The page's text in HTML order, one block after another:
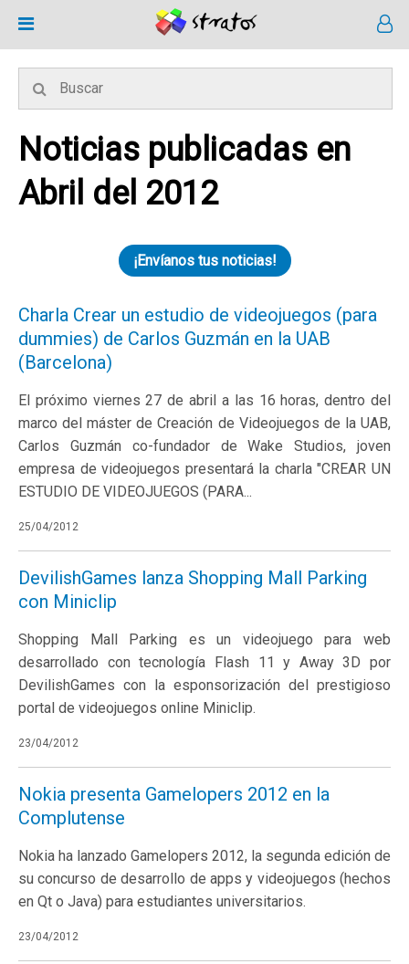
Noticias publicadas en
Abril del 2012
¡Envíanos tus noticias!
Charla Crear un estudio de videojuegos (para
dummies) de Carlos Guzmán en la UAB
(Barcelona)
El próximo viernes 27 de abril a las 16 horas, dentro del
marco del máster de Creación de Videojuegos de la UAB,
Carlos Guzmán co-fundador de Wake Studios, joven
empresa de videojuegos presentará la charla "CREAR UN
ESTUDIO DE VIDEOJUEGOS (PARA...
25/04/2012
DevilishGames lanza Shopping Mall Parking
con Miniclip
Shopping Mall Parking es un videojuego para web
desarrollado con tecnología Flash 11 y Away 3D por
DevilishGames con la esponsorización del prestigioso
portal de videojuegos online Miniclip.
23/04/2012
Nokia presenta Gamelopers 2012 en la
Complutense
Nokia ha lanzado Gamelopers 2012, la segunda edición de
su concurso de desarrollo de apps y videojuegos (hechos
en Qt o Java) para estudiantes universitarios.
23/04/2012